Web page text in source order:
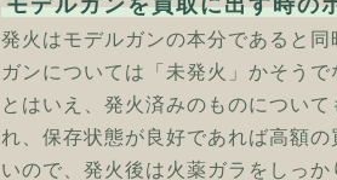
発火はモデルガンの本分であると
ガンについては「未発火」かそう
とはいえ、発火済みのものについ
れ、保存状態が良好であれば高額
いので、発火後は火薬ガラをしっ